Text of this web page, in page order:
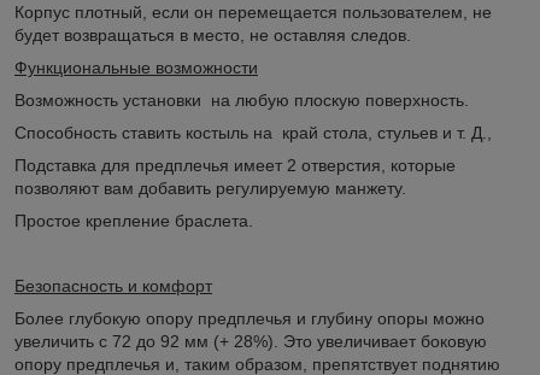
Корпус плотный, если он перемещается пользователем, не
будет возвращаться в место, не оставляя следов.
Функциональные возможности
Возможность установки на любую плоскую поверхность.
Способность ставить костыль на край стола, стульев и т. Д.,
Подставка для предплечья имеет 2 отверстия, которые
позволяют вам добавить регулируемую манжету.
Простое крепление браслета.
Безопасность и комфорт
Более глубокую опору предплечья и глубину опоры можно
увеличить с 72 до 92 мм (+ 28%). Это увеличивает боковую
опору предплечья и, таким образом, препятствует поднятию